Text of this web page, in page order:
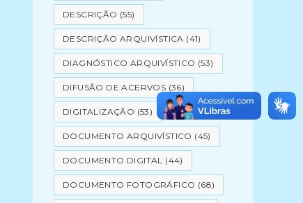
DESCRIÇÃO (55)
DESCRIÇÃO ARQUIVÍSTICA (41)
DIAGNÓSTICO ARQUIVÍSTICO (53)
DIFUSÃO DE ACERVOS (36)
DIGITALIZAÇÃO (53)
DOCUMENTO ARQUIVÍSTICO (45)
DOCUMENTO DIGITAL (44)
DOCUMENTO FOTOGRÁFICO (68)